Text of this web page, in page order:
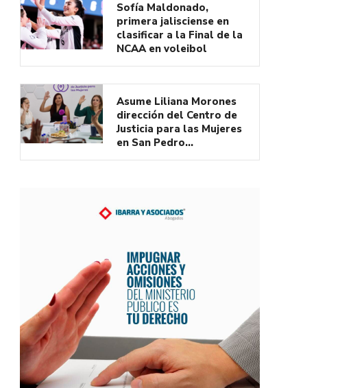
Sofía Maldonado,
primera jalisciense en
clasificar a la Final de la
NCAA en voleibol
Asume Liliana Morones
dirección del Centro de
Justicia para las Mujeres
en San Pedro…